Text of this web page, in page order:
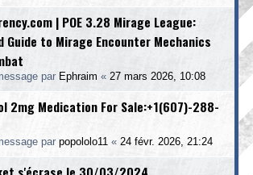
| POE 3.28 Mirage League:
Guide to Mirage Encounter Mechanics
par Ephraim « 27 mars 2026, 10:08
2mg Medication For Sale:+1(607)-288-
par popololo11 « 24 févr. 2026, 21:24